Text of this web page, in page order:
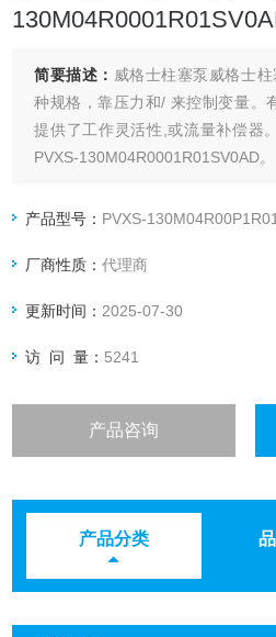
简要描述： 威格士柱塞泵威格士
种规格，靠压力和/ 来控制变量。
提供了工作灵活性,或流量补偿器
PVXS-130M04R0001R01SV0AD。
产品型号： PVXS-
厂商性质：代理商
更新时间： 2025-07-30
访 问 量： 5241
产品咨询
产品分类